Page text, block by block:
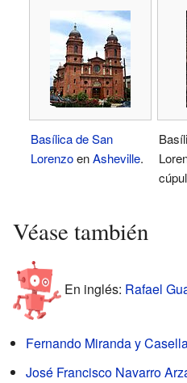
Basílica de San
LorenzoenAsheville.
Véase también
En inglés: Rafael
Fernando Miranda y
José Francisco Navarro